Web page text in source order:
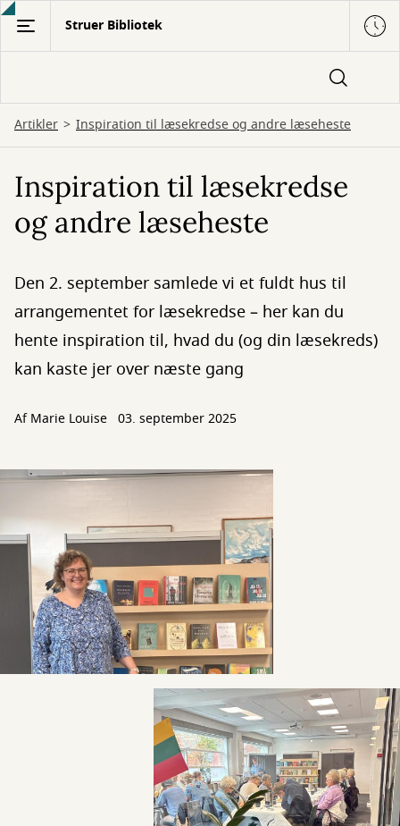
Gå
hovedindhold
Struer Bibliotek
Artikler Inspiration til læsekredse og andre læseheste
Inspiration til læsekredse
og andre læseheste
Den 2. september samlede vi et fuldt hus til
arrangementet for læsekredse – her kan du
hente inspiration til, hvad du (og din læsekreds)
kan kaste jer over næste gang
AfMarie Louise 03. september 2025